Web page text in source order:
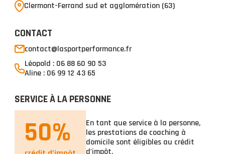
Clermont-Ferrand sud et agglomération (63)
CONTACT
contact@lasportperformance.fr
Léopold : 06 88 60 90 53
Aline : 06 99 12 43 65
SERVICE À LA PERSONNE
50%
En tant que service à la personne,
les prestations de coaching à
domicile sont éligibles au crédit
d'impôt.